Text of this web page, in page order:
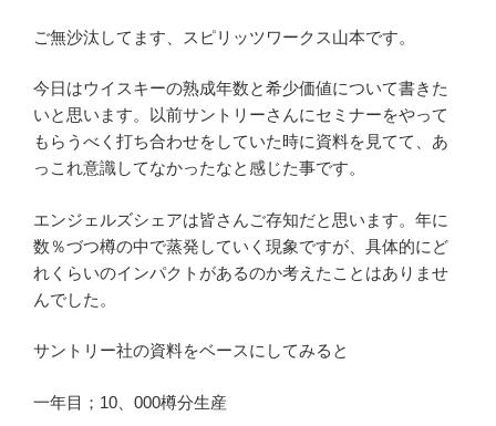
ご無沙汰してます、スピリッツワークス山本です。
今日はウイスキーの熟成年数と希少価値について書きた
いと思います。以前サントリーさんにセミナーをやって
もらうべく打ち合わせをしていた時に資料を見てて、あ
っこれ意識してなかったなと感じた事です。
エンジェルズシェアは皆さんご存知だと思います。年に
数％づつ樽の中で蒸発していく現象ですが、具体的にど
れくらいのインパクトがあるのか考えたことはありませ
んでした。
サントリー社の資料をベースにしてみると
一年目；10、000樽分生産